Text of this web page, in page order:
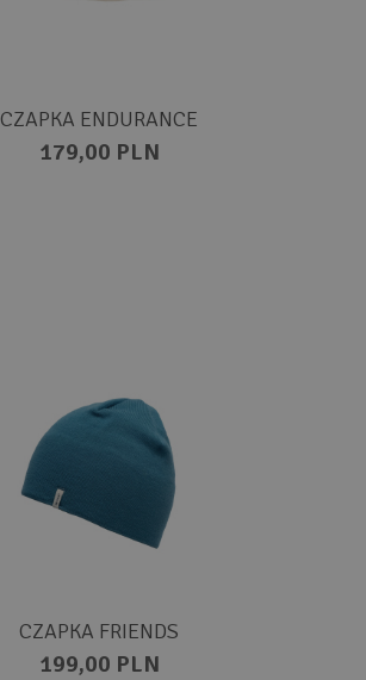
CZAPKA ENDURANCE
179,00 PLN
CZAPKA FRIENDS
199,00 PLN